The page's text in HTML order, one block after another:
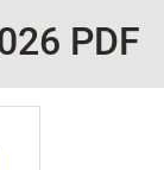
PDF